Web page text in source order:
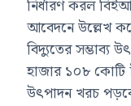
নির্ধারণ করল
আবেদনে উল্লেখ
বিদ্যুতের সম্ভাব্য
হাজার ১০৮ কোটি
উৎপাদন খরচ